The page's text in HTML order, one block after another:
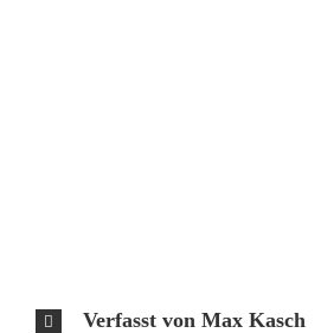
Verfasst von Max Kasch